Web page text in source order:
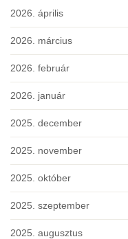
2026. április
2026. március
2026. február
2026. január
2025. december
2025. november
2025. október
2025. szeptember
2025. augusztus